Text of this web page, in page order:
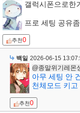
갤럭시폰으로한
프로 세팅 공유
추천0
백일 2026-06-15
@종말위기레몬
아무 세팅 안
천체모드 키
추천0